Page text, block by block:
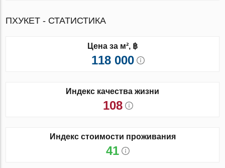
ПХУКЕТ - СТАТИСТИКА
Цена за м², ฿
118 000
Индекс качества жизни
108
Индекс стоимости проживания
41